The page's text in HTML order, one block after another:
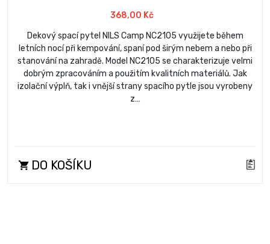
368,00 Kč
Dekový spací pytel NILS Camp NC2105 využijete během
letních nocí při kempování, spaní pod širým nebem a nebo při
stanování na zahradě. Model NC2105 se charakterizuje velmi
dobrým zpracováním a použitím kvalitních materiálů. Jak
izolační výplň, tak i vnější strany spacího pytle jsou vyrobeny
z…
DO KOŠÍKU